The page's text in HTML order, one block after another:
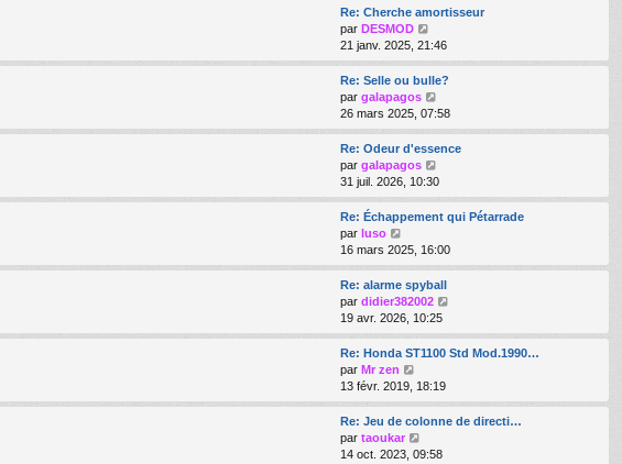
e
s
s
e
i
e
r
m
s
e
r
d
s
s
e
Re: Cherche amortisseur
par DESMOD
o
i
r
l
e
d
r
n
r
e
s
s
a
g
e
21 janv. 2025, 21:46
Re: Selle ou bulle?
par galapagos
o
i
r
e
d
e
n
r
m
e
s
s
g
e
26 mars 2025, 07:58
Re: Odeur d'essence
par galapagos
o
i
r
e
d
e
r
n
r
e
s
s
g
31 juil. 2026, 10:30
Re: Échappement qui Pétarrade
par luso
o
i
r
l
e
d
e
r
n
r
m
16 mars 2025, 16:00
Re: alarme spyball
par didier382002
i
r
d
19 avr. 2026, 10:25
Re: Honda ST1100 Std Mod.1990…
par Mr zen
o
i
r
l
e
13 févr. 2019, 18:19
Re: Jeu de colonne de directi…
par taoukar
o
14 oct. 2023, 09:58